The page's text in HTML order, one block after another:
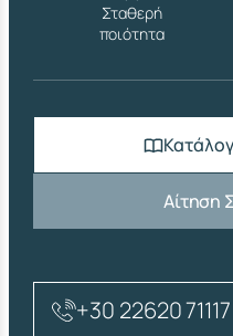
Σταθερή
ποιότητα
Αίτηση
+30 22620 71117